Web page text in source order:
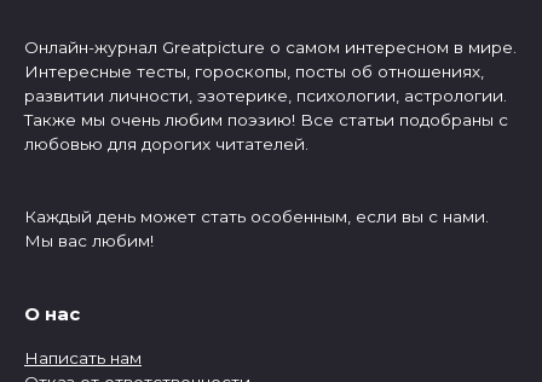
Онлайн-журнал Greatpicture о самом интересном в мире.
Интересные тесты, гороскопы, посты об отношениях,
развитии личности, эзотерике, психологии, астрологии.
Также мы очень любим поэзию! Все статьи подобраны с
любовью для дорогих читателей.
Каждый день может стать особенным, если вы с нами.
Мы вас любим!
О нас
Написать нам